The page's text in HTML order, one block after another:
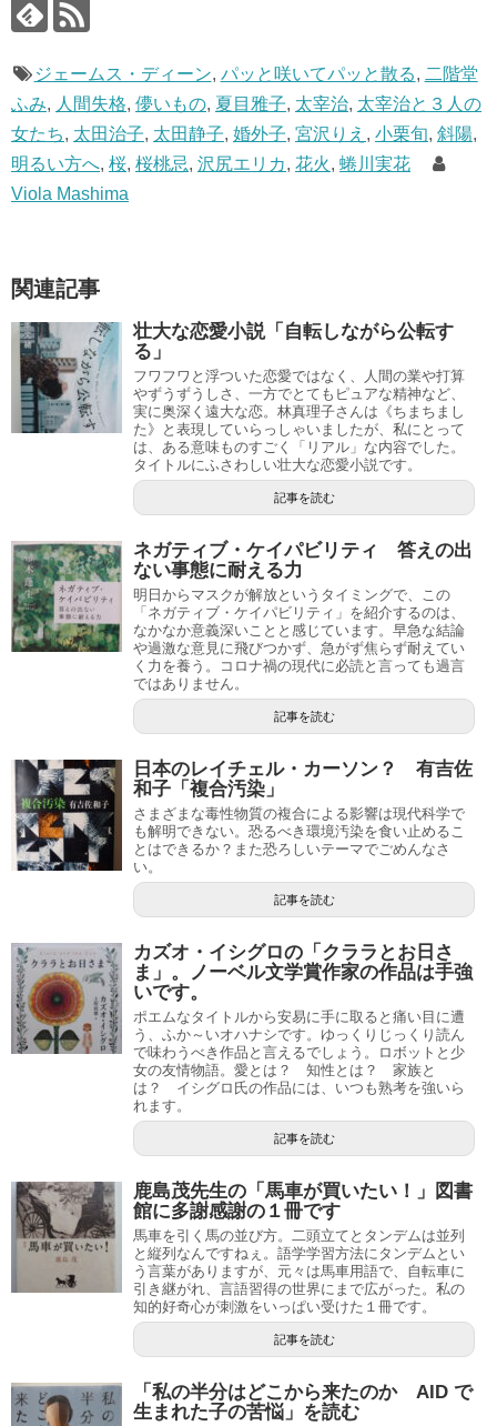
ジェームス・ディーン, パッと咲いてパッと散る, 二階堂
ふみ, 人間失格, 儚いもの, 夏目雅子, 太宰治, 太宰治と３人の
女たち, 太田治子, 太田静子, 婚外子, 宮沢りえ , 小栗旬, 斜陽,
明るい方へ, 桜, 桜桃忌, 沢尻エリカ, 花火, 蜷川実花
Viola Mashima
関連記事
壮大な恋愛小説「自転しながら公転す
る」
フワフワと浮ついた恋愛ではなく、人間の業や打算
やずうずうしさ、一方でとてもピュアな精神など、
実に奥深く遠大な恋。林真理子さんは《ちまちまし
た》と表現していらっしゃいましたが、私にとって
は、ある意味ものすごく「リアル」な内容でした。
タイトルにふさわしい壮大な恋愛小説です。
記事を読む
ネガティブ・ケイパビリティ 答えの出
ない事態に耐える力
明日からマスクが解放というタイミングで、この
「ネガティブ・ケイパビリティ」を紹介するのは、
なかなか意義深いことと感じています。早急な結論
や過激な意見に飛びつかず、急がず焦らず耐えてい
く力を養う。コロナ禍の現代に必読と言っても過言
ではありません。
記事を読む
日本のレイチェル・カーソン？ 有吉佐
和子「複合汚染」
さまざまな毒性物質の複合による影響は現代科学で
も解明できない。恐るべき環境汚染を食い止めるこ
とはできるか？また恐ろしいテーマでごめんなさ
い。
記事を読む
カズオ・イシグロの「クララとお日さ
ま」。ノーベル文学賞作家の作品は手強
いです。
ポエムなタイトルから安易に手に取ると痛い目に遭
う、ふか～いオハナシです。ゆっくりじっくり読ん
で味わうべき作品と言えるでしょう。ロボットと少
女の友情物語。愛とは？ 知性とは？ 家族と
は？ イシグロ氏の作品には、いつも熟考を強いら
れます。
記事を読む
鹿島茂先生の「馬車が買いたい！」図書
館に多謝感謝の１冊です
馬車を引く馬の並び方。二頭立てとタンデムは並列
と縦列なんですねぇ。語学学習方法にタンデムとい
う言葉がありますが、元々は馬車用語で、自転車に
引き継がれ、言語習得の世界にまで広がった。私の
知的好奇心が刺激をいっぱい受けた１冊です。
記事を読む
「私の半分はどこから来たのか AID で
生まれた子の苦悩」を読む